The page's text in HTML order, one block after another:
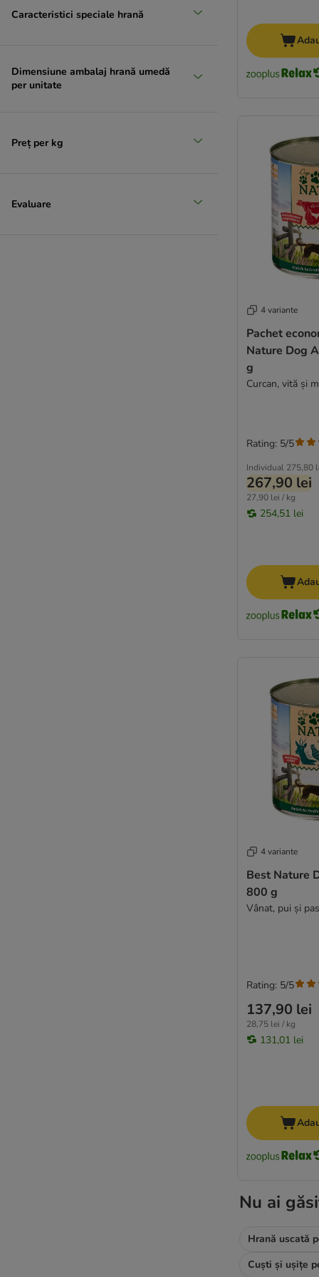
Isegrim
Lucky Jim
Mjamjam
Caracteristici speciale hrană
Dimensiune ambalaj hrană umedă
per unitate
Preț per kg
Evaluare
4 variante
Pachet
Nature Dog
g
Curcan, vită și
Individual 275,80
267,90 lei
27,90 lei / kg
254,51 lei
Rating: 5/5
4 variante
Best Nature
800 g
Vânat, pui și
137,90 lei
28,75 lei / kg
131,01 lei
Rating: 5/5
Nu ai
Hrană uscată
Cuști și ușițe